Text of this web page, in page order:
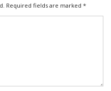
Required fields are marked *